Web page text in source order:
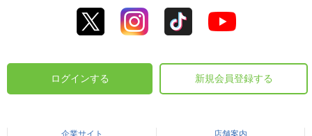
ログインする 新規会員登録する